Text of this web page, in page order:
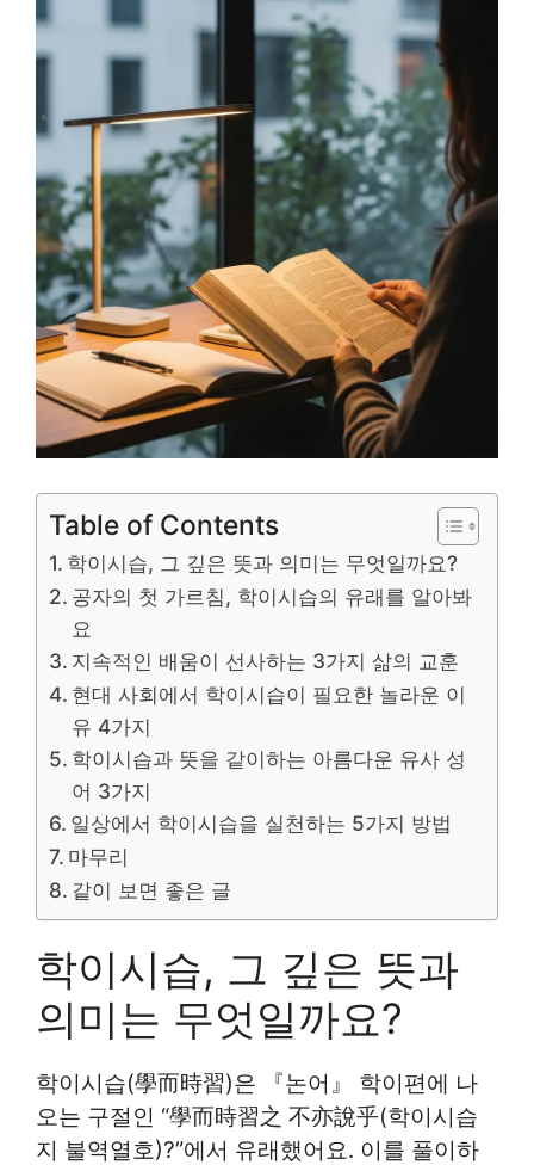
Table of Contents
학이시습, 그 깊은 뜻과 의미는 무엇일까요?
공자의 첫 가르침, 학이시습의 유래를 알아봐
요
지속적인 배움이 선사하는 3가지 삶의 교훈
현대 사회에서 학이시습이 필요한 놀라운 이
유 4가지
학이시습과 뜻을 같이하는 아름다운 유사 성
어 3가지
일상에서 학이시습을 실천하는 5가지 방법
마무리
같이 보면 좋은 글
학이시습, 그 깊은 뜻과
의미는 무엇일까요?
학이시습(學而時習)은 『논어』 학이편에 나
오는 구절인 “學而時習之 不亦說乎(학이시습
지 불역열호)?”에서 유래했어요. 이를 풀이하